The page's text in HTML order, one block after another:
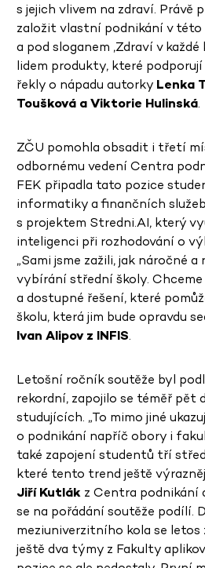
s jejich vlivem na zdraví. Právě
založit vlastní podnikání v
a pod sloganem ‚Zdraví v
lidem produkty, které
řekly o nápadu autorky Lenka
Toušková a Viktorie Hulinská.
ZČU pomohla obsadit i třetí
odbornému vedení Centra
FEK připadla tato pozice
informatiky a finančních
s projektem Stredni.AI, který
inteligenci při rozhodování o
„Sami jsme zažili, jak náročné
vybírání střední školy.
a dostupné řešení, které
školu, která jim bude opravdu
Ivan Alipov z INFIS.
Letošní ročník soutěže byl
rekordní, zapojilo se téměř pět
studujících. „To mimo jiné
o podnikání napříč obory i
také zapojení studentů tří
které tento trend ještě
Jiří Kutlák z Centra podnikání
se na pořádání soutěže podílí.
meziuniverzitního kola se letos
ještě dva týmy z Fakulty